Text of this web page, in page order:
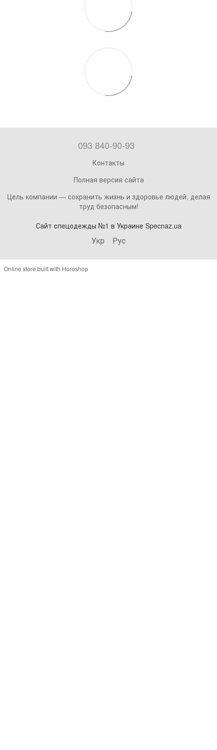
093 840-90-93
Контакты
Полная версия сайта
Цель компании — сохранить жизнь и здоровье людей, делая
труд безопасным!
Сайт спецодежды №1 в Украине Specnaz.ua
Укр Рус
Online store built with Horoshop